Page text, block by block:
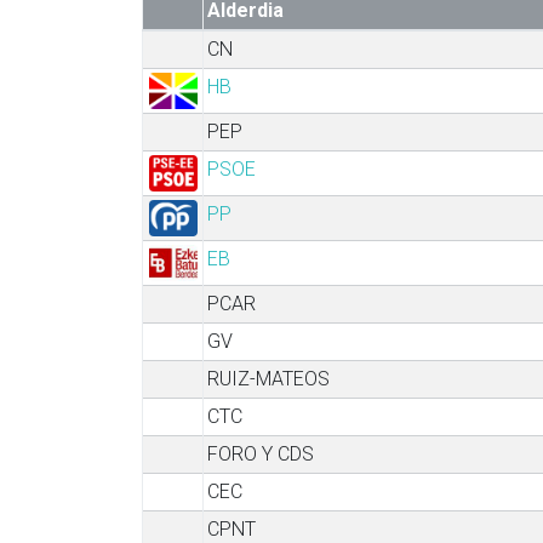
Alderdia
CN
HB
PEP
PSOE
PP
EB
PCAR
GV
RUIZ-MATEOS
CTC
FORO Y CDS
CEC
CPNT